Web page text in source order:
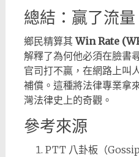
總結：贏了流
鄉民精算其Win Rate
解釋了為何他必須在臉書
官司打不贏，在網路上叫
補償。這種將法律專業拿
灣法律史上的奇觀。
參考來源
PTT 八卦板（